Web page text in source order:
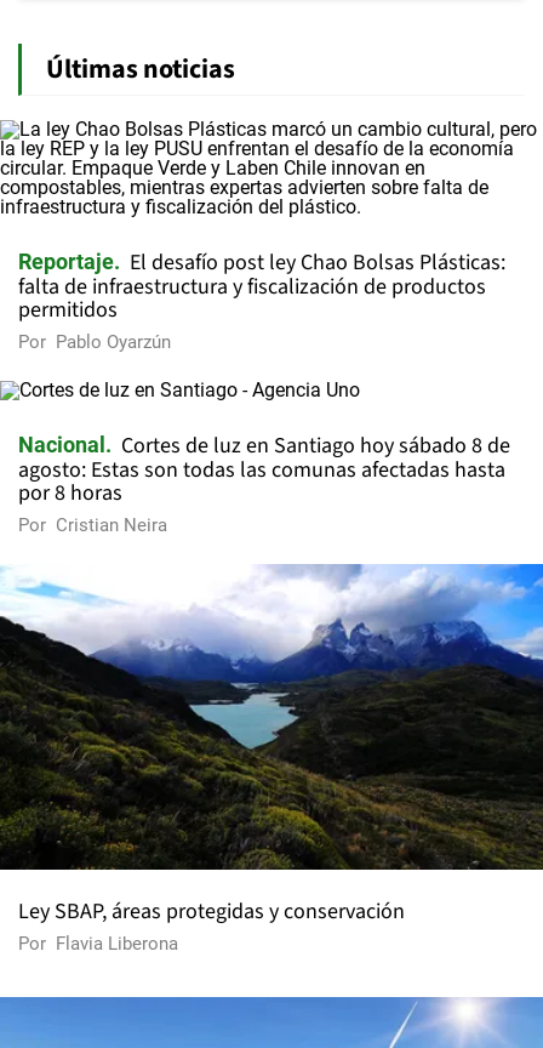
Últimas noticias
Reportaje
El desafío post ley Chao Bolsas Plásticas:
falta de infraestructura y fiscalización de productos
permitidos
Por Pablo Oyarzún
Nacional
Cortes de luz en Santiago hoy sábado 8 de
agosto: Estas son todas las comunas afectadas hasta
por 8 horas
Por Cristian Neira
Ley SBAP, áreas protegidas y conservación
Por Flavia Liberona